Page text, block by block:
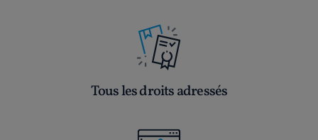
Tous les droits adressés